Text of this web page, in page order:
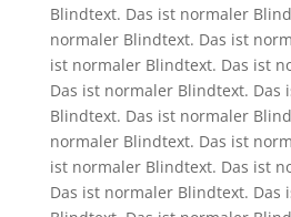
Blindtext. Das ist normaler
normaler Blindtext. Das ist
ist normaler Blindtext. Das ist
Das ist normaler Blindtext. Das
Blindtext. Das ist normaler
normaler Blindtext. Das ist
ist normaler Blindtext. Das ist
Das ist normaler Blindtext. Das